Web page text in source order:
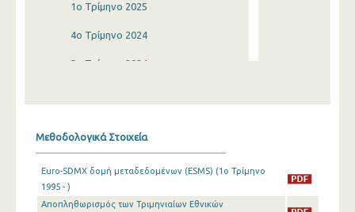
1o Τρίμηνο 2025
4o Τρίμηνο 2024
3o Τρίμηνο 2024
3o Τρίμηνο 2023
2o Τρίμηνο 2023
Μεθοδολογικά Στοιχεία
Euro-SDMX δομή μεταδεδομένων (ESMS) (1o Τρίμηνο
1995 - )
Αποπληθωρισμός των Τριμηνιαίων Εθνικών